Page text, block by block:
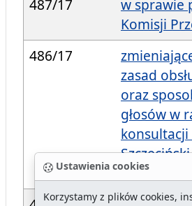
Ustawienia cookies
Korzystamy z plików cookies,
487/17
w sprawie
Komisji
486/17
zasad
oraz
głosów w
konsultacji